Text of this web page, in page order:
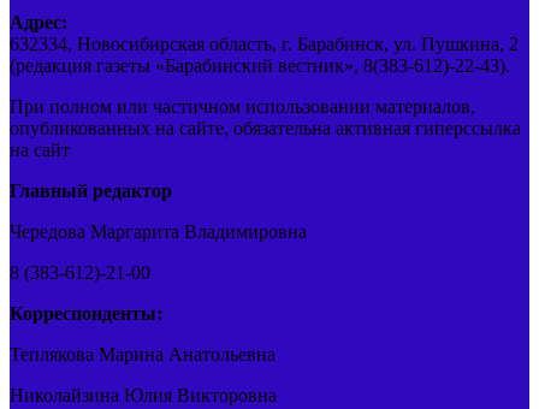
Адрес:
632334, Новосибирская область, г. Барабинск, ул. Пушкина, 2
(редакция газеты «Барабинский вестник», 8(383-612)-22-43).
При полном или частичном использовании материалов,
опубликованных на сайте, обязательна активная гиперссылка
на сайт
Главный редактор
Чередова Маргарита Владимировна
8 (383-612)-21-00
Корреспонденты:
Теплякова Марина Анатольевна
Николайзина Юлия Викторовна